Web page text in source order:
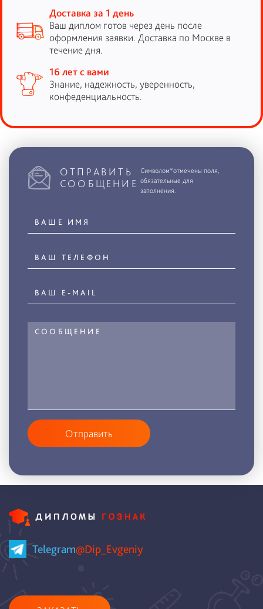
Доставка за 1 день
Ваш диплом готов через день после
оформления заявки. Доставка по Москве в
течение дня.
16 лет с вами
Знание, надежность, уверенность,
конфеденциальность.
ОТПРАВИТЬ
СООБЩЕНИЕ
Символом*отмечены поля,
обязательные для
заполнения.
Отправить
Telegram@Dip_Evgeniy